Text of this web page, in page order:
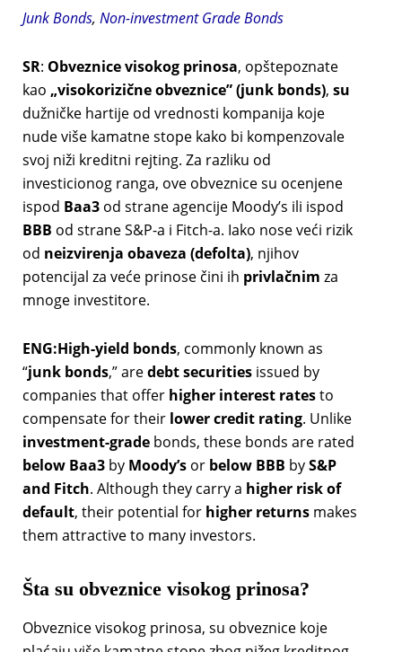
Junk Bonds, Non-investment Grade Bonds
SR: Obveznice visokog prinosa, opštepoznate
kao „visokorizične obveznice” (junk bonds), su
dužničke hartije od vrednosti kompanija koje
nude više kamatne stope kako bi kompenzovale
svoj niži kreditni rejting. Za razliku od
investicionog ranga, ove obveznice su ocenjene
ispod Baa3od strane agencije Moody’s ili ispod
BBB od strane S&P-a i Fitch-a. Iako nose veći rizik
od neizvirenja obaveza (defolta), njihov
potencijal za veće prinose čini ih privlačnim za
mnoge investitore.
ENG:High-yield bonds, commonly known as
“junk bonds,” aredebt securitiesissued by
companies that offer higher interest ratesto
compensate for their lower credit rating. Unlike
investment-gradebonds, these bonds are rated
below Baa3by Moody’sor below BBB byS&P
and Fitch. Although they carry a higher risk of
default, their potential for higher returnsmakes
them attractive to many investors.
Šta su obveznice visokog prinosa?
Obveznice visokog prinosa, su obveznice koje